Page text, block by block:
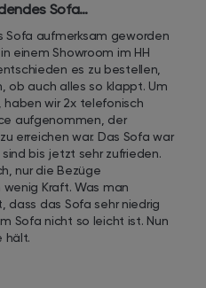
Sofa…
Sofa aufmerksam geworden
einem Showroom im HH
es zu bestellen,
ob auch alles so klappt. Um
haben wir 2x telefonisch
aufgenommen, der
erreichen war. Das Sofa war
bis jetzt sehr zufrieden.
nur die Bezüge
Kraft. Was man
dass das Sofa sehr niedrig
Sofa nicht so leicht ist. Nun
hält.